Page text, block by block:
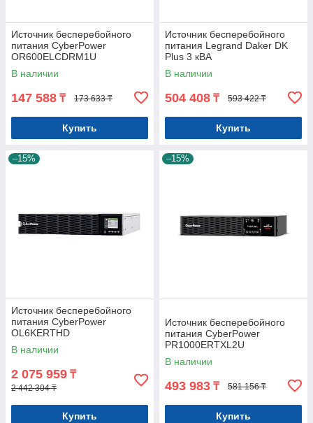
Источник бесперебойного
питания CyberPower
OR600ELCDRM1U
В наличии
147 588 ₸ 173 633 ₸
Купить
Источник бесперебойного
питания Legrand Daker DK
Plus 3 кВА
В наличии
504 408 ₸ 593 422 ₸
Купить
–15%
Источник бесперебойного
питания CyberPower
OL6KERTHD
В наличии
2 075 959 ₸
2 442 304 ₸
Купить
–15%
Источник бесперебойного
питания CyberPower
PR1000ERTXL2U
В наличии
493 983 ₸ 581 156 ₸
Купить